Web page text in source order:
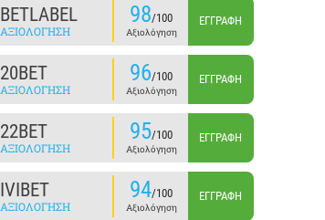
BETLABEL
ΑΞΙΟΛΌΓΗΣΗ
98/100
Αξιολόγηση
ΕΓΓΡΑΦΉ
20BET
ΑΞΙΟΛΌΓΗΣΗ
96/100
Αξιολόγηση
ΕΓΓΡΑΦΉ
22BET
ΑΞΙΟΛΌΓΗΣΗ
95/100
Αξιολόγηση
ΕΓΓΡΑΦΉ
IVIBET
ΑΞΙΟΛΌΓΗΣΗ
94/100
Αξιολόγηση
ΕΓΓΡΑΦΉ